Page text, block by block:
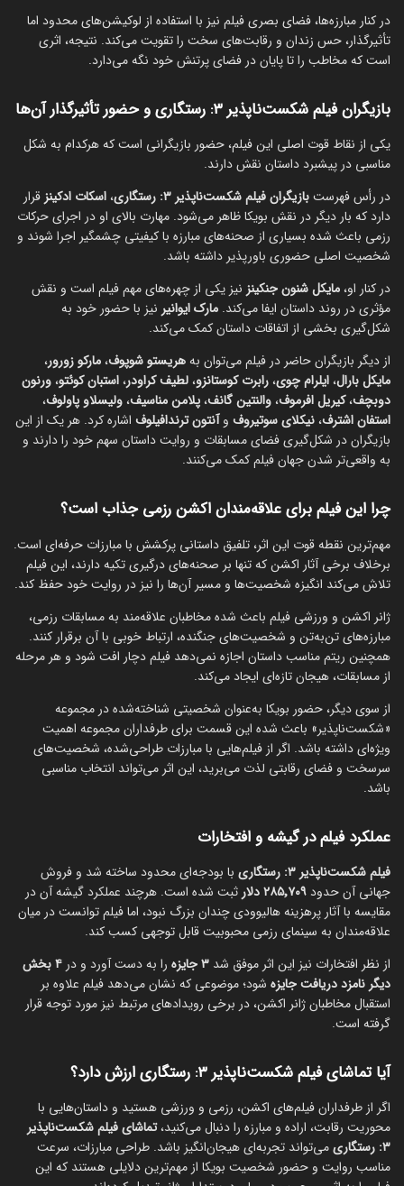
در کنار مبارزه‌ها، فضای بصری فیلم نیز با استفاده از لوکیشن‌های محدود اما
تأثیرگذار، حس زندان و رقابت‌های سخت را تقویت می‌کند. نتیجه، اثری
است که مخاطب را تا پایان در فضای پرتنش خود نگه می‌دارد.
بازیگران فیلم شکست‌ناپذیر ۳: رستگاری و حضور تأثیرگذار آن‌ها
یکی از نقاط قوت اصلی این فیلم، حضور بازیگرانی است که هرکدام به شکل
مناسبی در پیشبرد داستان نقش دارند.
در رأس فهرستبازیگران فیلم شکست‌ناپذیر ۳: رستگاری ،اسکات ادکینزقرار
دارد که بار دیگر در نقش بویکا ظاهر می‌شود. مهارت بالای او در اجرای حرکات
رزمی باعث شده بسیاری از صحنه‌های مبارزه با کیفیتی چشمگیر اجرا شوند و
شخصیت اصلی حضوری باورپذیر داشته باشد.
در کنار او،مایکل شنون جنکینز نیز یکی از چهره‌های مهم فیلم است و نقش
مؤثری در روند داستان ایفا می‌کند. مارک ایوانیر نیز با حضور خود به
شکل‌گیری بخشی از اتفاقات داستان کمک می‌کند.
از دیگر بازیگران حاضر در فیلم می‌توان بههریستو شوپوف،مارکو زورور،
مایکل بارال،ایلرام چوی،رابرت کوستانزو،لطیف کراودر،استبان کوئتو،ورنون
دوبچف،کیریل افرموف،والنتین گانف،پلامن مناسیف،ولیسلاو پاولوف،
استفان اشترف،نیکلای سوتیروف وآنتون ترندافیلوف اشاره کرد. هر یک از این
بازیگران در شکل‌گیری فضای مسابقات و روایت داستان سهم خود را دارند و
به واقعی‌تر شدن جهان فیلم کمک می‌کنند.
چرا این فیلم برای علاقه‌مندان اکشن رزمی جذاب است؟
مهم‌ترین نقطه قوت این اثر، تلفیق داستانی پرکشش با مبارزات حرفه‌ای است.
برخلاف برخی آثار اکشن که تنها بر صحنه‌های درگیری تکیه دارند، این فیلم
تلاش می‌کند انگیزه شخصیت‌ها و مسیر آن‌ها را نیز در روایت خود حفظ کند.
ژانر اکشن و ورزشی فیلم باعث شده مخاطبان علاقه‌مند به مسابقات رزمی،
مبارزه‌های تن‌به‌تن و شخصیت‌های جنگنده، ارتباط خوبی با آن برقرار کنند.
همچنین ریتم مناسب داستان اجازه نمی‌دهد فیلم دچار افت شود و هر مرحله
از مسابقات، هیجان تازه‌ای ایجاد می‌کند.
از سوی دیگر، حضور بویکا به‌عنوان شخصیتی شناخته‌شده در مجموعه
«شکست‌ناپذیر» باعث شده این قسمت برای طرفداران مجموعه اهمیت
ویژه‌ای داشته باشد. اگر از فیلم‌هایی با مبارزات طراحی‌شده، شخصیت‌های
سرسخت و فضای رقابتی لذت می‌برید، این اثر می‌تواند انتخاب مناسبی
باشد.
عملکرد فیلم در گیشه و افتخارات
فیلم شکست‌ناپذیر ۳: رستگاری
با بودجه‌ای محدود ساخته شد و فروش
جهانی آن حدود ۲۸۵٬۷۰۹ دلار
ثبت شده است. هرچند عملکرد گیشه آن در
مقایسه با آثار پرهزینه هالیوودی چندان بزرگ نبود، اما فیلم توانست در میان
علاقه‌مندان به سینمای رزمی محبوبیت قابل توجهی کسب کند.
از نظر افتخارات نیز این اثر موفق شد ۳ جایزه را به دست آورد و در
۴ بخش
دیگر نامزد دریافت جایزه شود؛ موضوعی که نشان می‌دهد فیلم علاوه بر
استقبال مخاطبان ژانر اکشن، در برخی رویدادهای مرتبط نیز مورد توجه قرار
گرفته است.
آیا تماشای فیلم شکست‌ناپذیر ۳: رستگاری ارزش دارد؟
اگر از طرفداران فیلم‌های اکشن، رزمی و ورزشی هستید و داستان‌هایی با
محوریت رقابت، اراده و مبارزه را دنبال می‌کنید،تماشای فیلم شکست‌ناپذیر
۳: رستگاری
می‌تواند تجربه‌ای هیجان‌انگیز باشد. طراحی مبارزات، سرعت
مناسب روایت و حضور شخصیت بویکا از مهم‌ترین دلایلی هستند که این